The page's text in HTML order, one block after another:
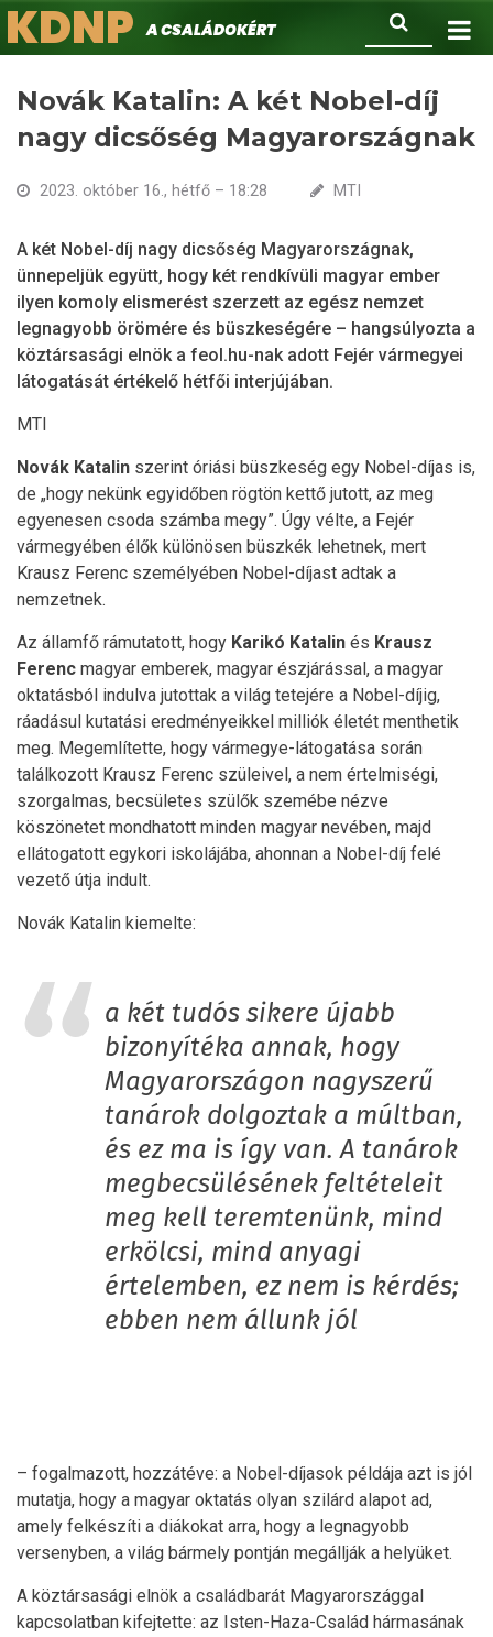
Ugrás
a
Keresés
KDNPA családokért.
Novák Katalin: A két Nobel-díj
nagy dicsőség Magyarországnak
2023. október 16., hétfő – 18:28 MTI
A két Nobel-díj nagy dicsőség Magyarországnak,
ünnepeljük együtt, hogy két rendkívüli magyar ember
ilyen komoly elismerést szerzett az egész nemzet
legnagyobb örömére és büszkeségére – hangsúlyozta a
köztársasági elnök a feol.hu-nak adott Fejér vármegyei
látogatását értékelő hétfői interjújában.
MTI
Novák Katalin szerint óriási büszkeség egy Nobel-díjas is,
de „hogy nekünk egyidőben rögtön kettő jutott, az meg
egyenesen csoda számba megy”. Úgy vélte, a Fejér
vármegyében élők különösen büszkék lehetnek, mert
Krausz Ferenc személyében Nobel-díjast adtak a
nemzetnek.
Az államfő rámutatott, hogy Karikó Katalin és Krausz
Ferenc magyar emberek, magyar észjárással, a magyar
oktatásból indulva jutottak a világ tetejére a Nobel-díjig,
ráadásul kutatási eredményeikkel milliók életét menthetik
meg. Megemlítette, hogy vármegye-látogatása során
találkozott Krausz Ferenc szüleivel, a nem értelmiségi,
szorgalmas, becsületes szülők szemébe nézve
köszönetet mondhatott minden magyar nevében, majd
ellátogatott egykori iskolájába, ahonnan a Nobel-díj felé
vezető útja indult.
Novák Katalin kiemelte:
a két tudós sikere újabb
bizonyítéka annak, hogy
Magyarországon nagyszerű
tanárok dolgoztak a múltban,
és ez ma is így van. A tanárok
megbecsülésének feltételeit
meg kell teremtenünk, mind
erkölcsi, mind anyagi
értelemben, ez nem is kérdés;
ebben nem állunk jól
– fogalmazott, hozzátéve: a Nobel-díjasok példája azt is jól
mutatja, hogy a magyar oktatás olyan szilárd alapot ad,
amely felkészíti a diákokat arra, hogy a legnagyobb
versenyben, a világ bármely pontján megállják a helyüket.
A köztársasági elnök a családbarát Magyarországgal
kapcsolatban kifejtette: az Isten-Haza-Család hármasának